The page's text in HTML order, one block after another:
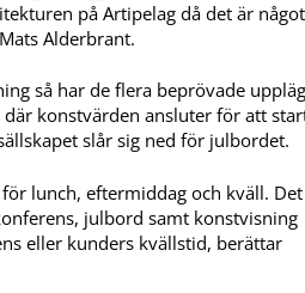
på Artipelag då det är något
Alderbrant.
så har de flera beprövade
konstvärden ansluter för att
slår sig ned för julbordet.
lunch, eftermiddag och kväll. Det
julbord samt konstvisning
eller kunders kvällstid, berättar